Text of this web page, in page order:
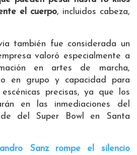
el cuerpo, incluidos cabeza,
también fue considerada un
valoró especialmente a
en artes de marcha,
en grupo y capacidad para
precisas, ya que los
en las inmediaciones del
del Super Bowl en Santa
Sanz rompe el silencio